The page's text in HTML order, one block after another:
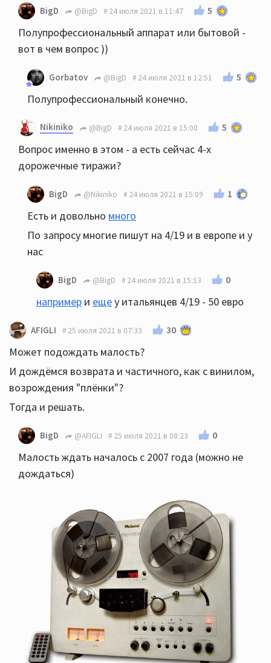
BigD @BigD 24 июля 2021 в 11:47 5
Полупрофессиональный аппарат или бытовой -
вот в чем вопрос ))
Gorbatov @BigD 24 июля 2021 в 12:51 5
Полупрофессиональный конечно.
Nikiniko @BigD 24 июля 2021 в 15:00 5
Вопрос именно в этом - а есть сейчас 4-x
дорожечные тиражи?
BigD @Nikiniko 24 июля 2021 в 15:09 1
Есть и довольно много
По запросу многие пишут на 4/19 и в европе и у
нас
BigD @BigD 24 июля 2021 в 15:13 0
например и ещеу итальянцев 4/19 - 50 евро
AFIGLI 25 июля 2021 в 07:33 30
Может подождать малость?
И дождёмся возврата и частичного, как с винилом,
возрождения "плёнки"?
Тогда и решать.
BigD @AFIGLI 25 июля 2021 в 08:23 0
Малость ждать началось с 2007 года (можно не
дождаться)